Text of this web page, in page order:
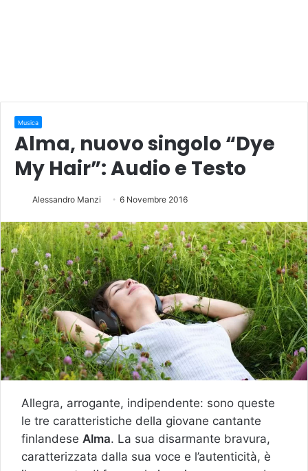
Musica
Alma, nuovo singolo “Dye
My Hair”: Audio e Testo
Alessandro Manzi 6 Novembre 2016
Allegra, arrogante, indipendente: sono queste
le tre caratteristiche della giovane cantante
finlandese Alma. La sua disarmante bravura,
caratterizzata dalla sua voce e l’autenticità, è